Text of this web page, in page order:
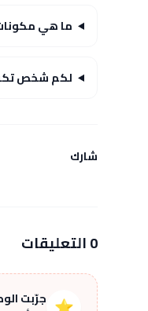
ما هي مكونات
لكم شخص
شارك
0 التعليقات
جرّبت